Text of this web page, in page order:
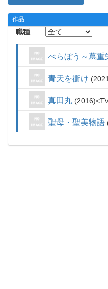
作品
職種
べらぼう～蔦重
青天を衝け 2021
真田丸 2016
聖母・聖美物語